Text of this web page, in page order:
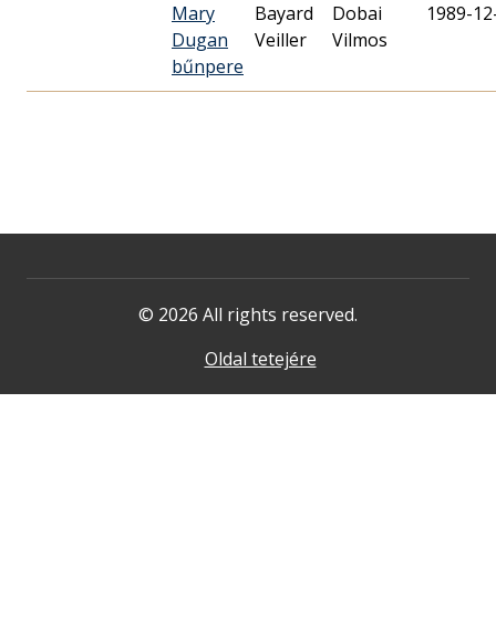
Mary
Dugan
bűnpere
Bayard
Veiller
Dobai
Vilmos
1989-
© 2026 All rights reserved.
Oldal tetejére